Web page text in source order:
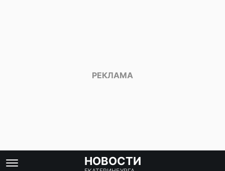
НОВОСТИ